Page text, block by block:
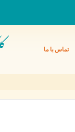
تماس با ما